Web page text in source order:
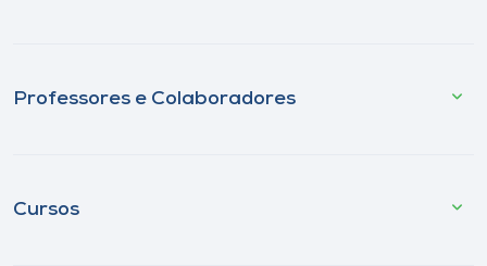
Professores e Colaboradores
Cursos